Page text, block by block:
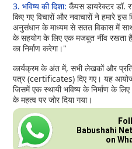
3. भविष्य की दिशा: कैंपस डायरेक्टर डॉ.
किए गए विचारों और नवाचारों ने हमारे इस
अनुसंधान के माध्यम से सतत विकास में
के सहयोग के लिए एक मजबूत नींव रखता
का निर्माण करेगा।"
कार्यक्रम के अंत में, सभी लेखकों और
पत्र (certificates) दिए गए। यह
जिसमें एक स्थायी भविष्य के निर्माण के
के महत्व पर जोर दिया गया।
Babushahi
on